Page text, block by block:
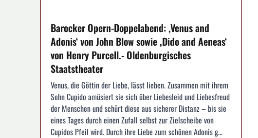
Barocker Opern-Doppelabend: ,Venus and
Adonis‘ von John Blow sowie ,Dido and Aeneas‘
von Henry Purcell.- Oldenburgisches
Staatstheater
Venus, die Göttin der Liebe, lässt lieben. Zusammen mit ihrem
Sohn Cupido amüsiert sie sich über Liebesleid und Liebesfreud
der Menschen und schürt diese aus sicherer Distanz – bis sie
eines Tages durch einen Zufall selbst zur Zielscheibe von
Cupidos Pfeil wird. Durch ihre Liebe zum schönen Adonis g...